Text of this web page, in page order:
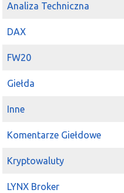
Analiza Techniczna
DAX
FW20
Giełda
Inne
Komentarze Giełdowe
Kryptowaluty
LYNX Broker